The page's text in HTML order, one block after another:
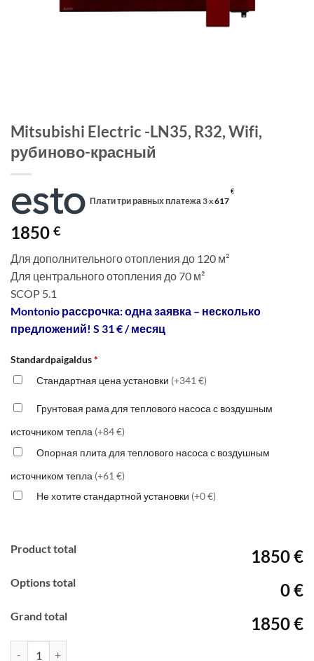
Mitsubishi Electric -LN35, R32, Wifi,
рубиново-красный
Плати три равных платежа 3 x617
€
1850 €
Для дополнительного отопления до 120 м²
Для центрального отопления до 70 м²
SCOP 5.1
Montonio рассрочка: одна заявка – несколько
предложений! S 31 € / месяц
Standardpaigaldus*
Стандартная цена установки (+341 €)
Грунтовая рама для теплового насоса с воздушным
источником тепла (+84 €)
Опорная плита для теплового насоса с воздушным
источником тепла (+61 €)
Не хотите стандартной установки (+0 €)
Product total 1850 €
Options total 0 €
Grand total 1850 €